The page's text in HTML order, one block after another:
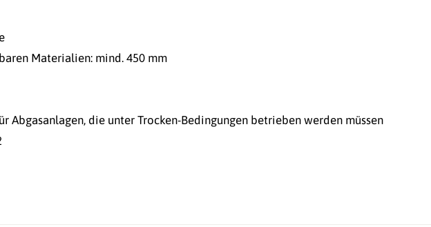
Materialien: mind. 450 mm
Abgasanlagen, die unter Trocken-Bedingungen betrieben werden müssen